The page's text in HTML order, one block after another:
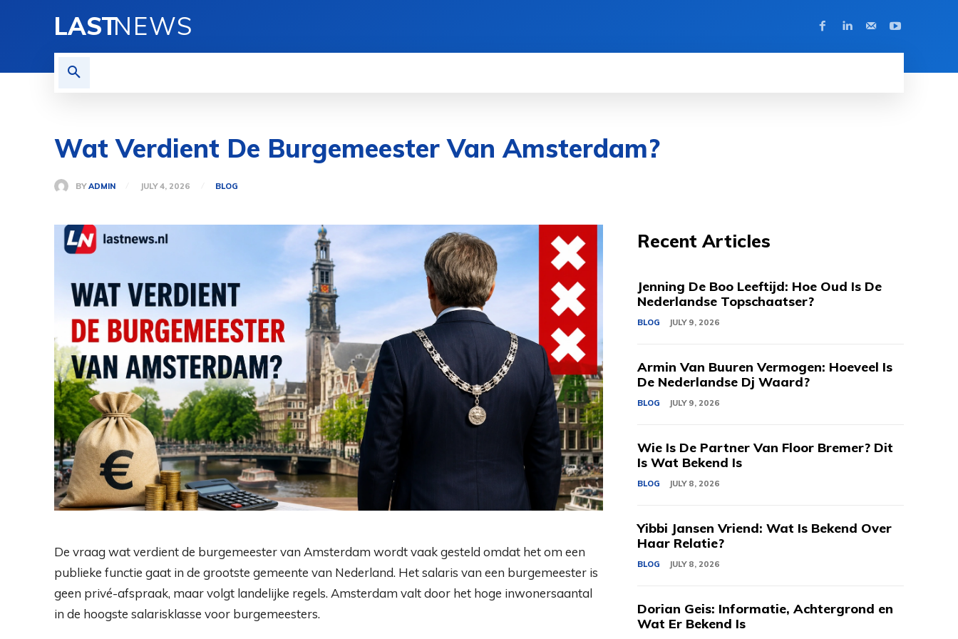
LASTNEWS
Wat Verdient De Burgemeester Van Amsterdam?
BY ADMIN JULY 4, 2026 BLOG
De vraag wat verdient de burgemeester van Amsterdam wordt vaak gesteld omdat het om een
publieke functie gaat in de grootste gemeente van Nederland. Het salaris van een burgemeester is
geen privé-afspraak, maar volgt landelijke regels. Amsterdam valt door het hoge inwonersaantal
in de hoogste salarisklasse voor burgemeesters.
Recent Articles
Jenning De Boo Leeftijd: Hoe Oud Is De
Nederlandse Topschaatser?
BLOG JULY 9, 2026
Armin Van Buuren Vermogen: Hoeveel Is
De Nederlandse Dj Waard?
BLOG JULY 9, 2026
Wie Is De Partner Van Floor Bremer? Dit
Is Wat Bekend Is
BLOG JULY 8, 2026
Yibbi Jansen Vriend: Wat Is Bekend Over
Haar Relatie?
BLOG JULY 8, 2026
Dorian Geis: Informatie, Achtergrond en
Wat Er Bekend Is